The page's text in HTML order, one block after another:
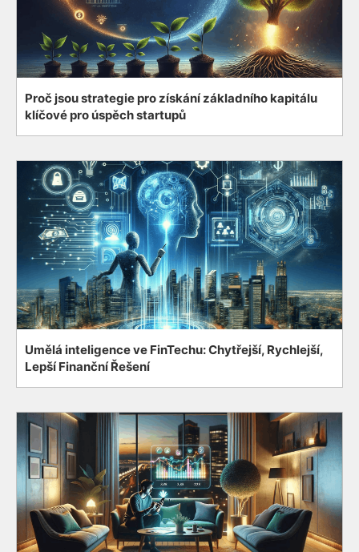
Proč jsou strategie pro získání základního kapitálu
klíčové pro úspěch startupů
Umělá inteligence ve FinTechu: Chytřejší, Rychlejší,
Lepší Finanční Řešení